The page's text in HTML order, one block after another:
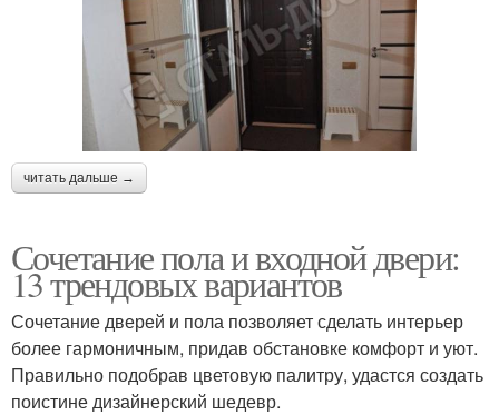
читать дальше →
Сочетание пола и входной двери:
13 трендовых вариантов
Сочетание дверей и пола позволяет сделать интерьер
более гармоничным, придав обстановке комфорт и уют.
Правильно подобрав цветовую палитру, удастся создать
поистине дизайнерский шедевр.